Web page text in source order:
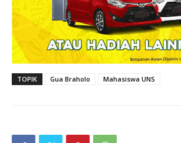
TOPIK Gua Braholo Mahasiswa UNS